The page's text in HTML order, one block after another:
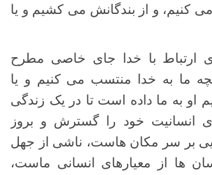
کنیم، و از بندگانش می کشیم و یا
ارتباط با خدا جای خاصی مطرح
ما به خدا منتسب می کنیم و یا
او به ما داده است تا در یک زندگی
انسانیت خود را گسترش و بروز
بر سر مکان هاست، ناشی از جهل
ها از معیارهای انسانی ماست،